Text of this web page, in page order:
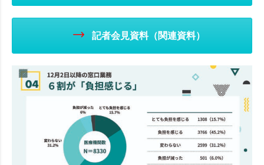
記者会見資料（関連資料）